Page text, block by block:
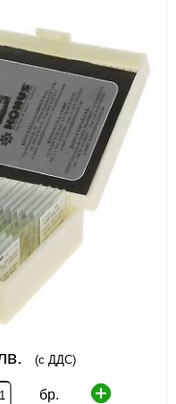
(с ДДС)
бр.